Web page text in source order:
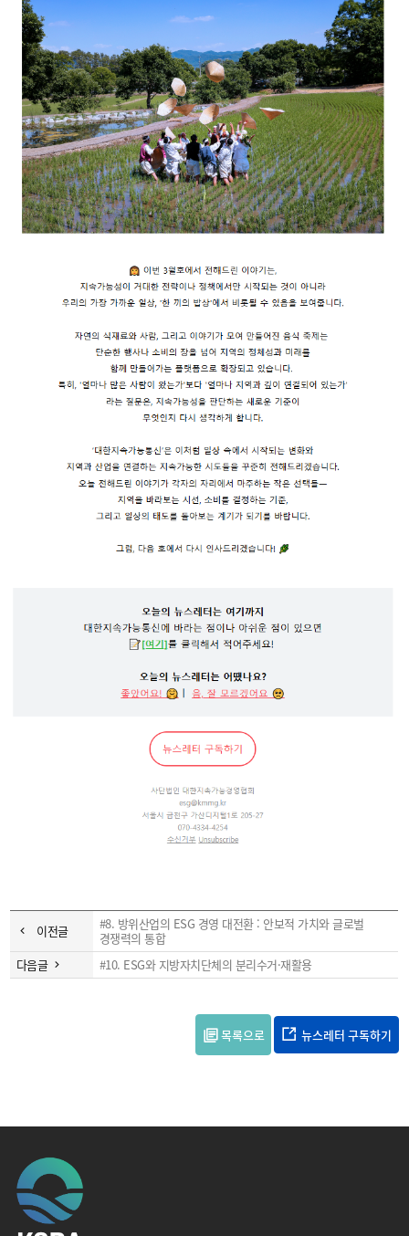
이전글
#8. 방위산업의 ESG 경영 대전환 : 안보적 가치와 글로벌
경쟁력의 통합
다음글
#10. ESG와 지방자치단체의 분리수거·재활용
목록으로 뉴스레터 구독하기